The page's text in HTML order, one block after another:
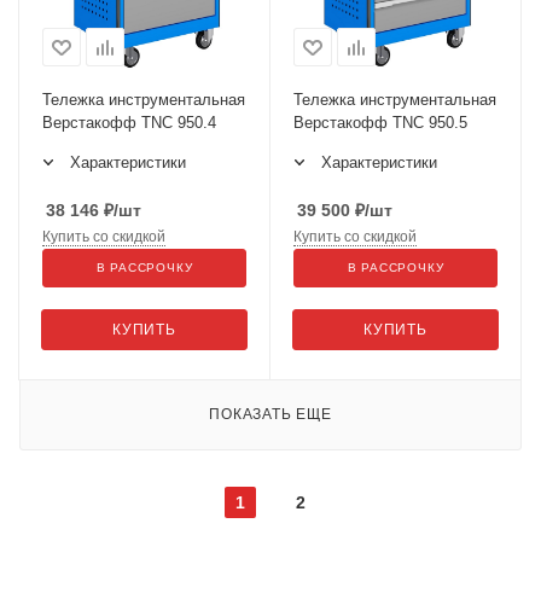
Тележка инструментальная
Верстакофф TNC 950.4
Характеристики
38 146 ₽/шт
КУПИТЬ
Купить со скидкой
В РАССРОЧКУ
Тележка инструментальная
Верстакофф TNC 950.5
Характеристики
39 500 ₽/шт
КУПИТЬ
Купить со скидкой
В РАССРОЧКУ
ПОКАЗАТЬ ЕЩЕ
1 2